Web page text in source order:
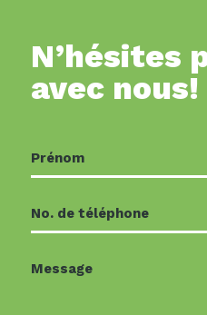
N’hésites
avec nous!